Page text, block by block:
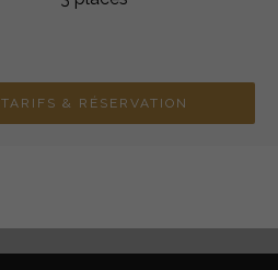
TARIFS & RÉSERVATION